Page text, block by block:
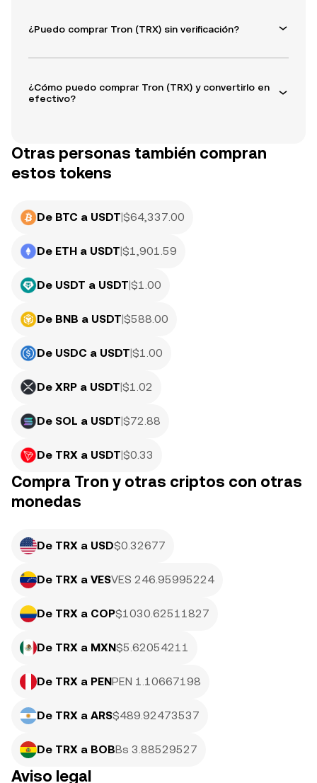
¿Puedo comprar Tron (TRX) sin verificación?
¿Cómo puedo comprar Tron (TRX) y convertirlo en
efectivo?
Otras personas también compran
estos tokens
De BTC a USDT|$64,337.00
De ETH a USDT|$1,901.59
De USDT a USDT|$1.00
De BNB a USDT|$588.00
De USDC a USDT|$1.00
De XRP a USDT|$1.02
De SOL a USDT|$72.88
De TRX a USDT|$0.33
Compra Tron y otras criptos con otras
monedas
De TRX a USD$0.32677
De TRX a VESVES 246.95995224
De TRX a COP$1030.62511827
De TRX a MXN$5.62054211
De TRX a PENPEN 1.10667198
De TRX a ARS$489.92473537
De TRX a BOBBs 3.88529527
Aviso legal